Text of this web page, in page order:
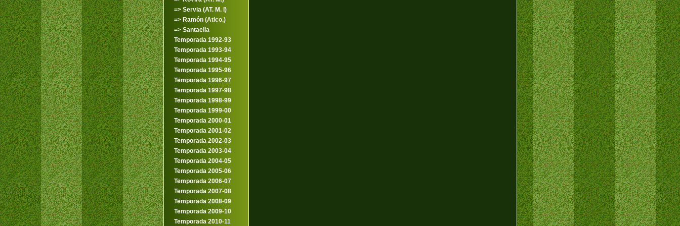
=> Servia (AT. M. I)
=> Ramón (Atlco.)
=> Santaella
Temporada 1992-93
Temporada 1993-94
Temporada 1994-95
Temporada 1995-96
Temporada 1996-97
Temporada 1997-98
Temporada 1998-99
Temporada 1999-00
Temporada 2000-01
Temporada 2001-02
Temporada 2002-03
Temporada 2003-04
Temporada 2004-05
Temporada 2005-06
Temporada 2006-07
Temporada 2007-08
Temporada 2008-09
Temporada 2009-10
Temporada 2010-11